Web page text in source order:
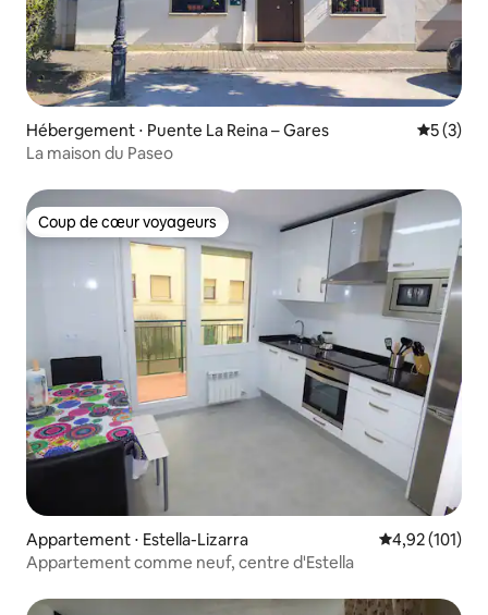
Hébergement ⋅ Puente La Reina – Gares
5 (3)
La maison du Paseo
Coup de cœur voyageurs
Coup de cœur voyageurs
Appartement ⋅ Estella-Lizarra Évaluation
4,92 (101)
Appartement comme neuf, centre d'Estella